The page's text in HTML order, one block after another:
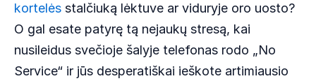
kortelės stalčiuką lėktuve ar viduryje oro uosto?
O gal esate patyrę tą nejaukų stresą, kai
nusileidus svečioje šalyje telefonas rodo „No
Service“ ir jūs desperatiškai ieškote artimiausio